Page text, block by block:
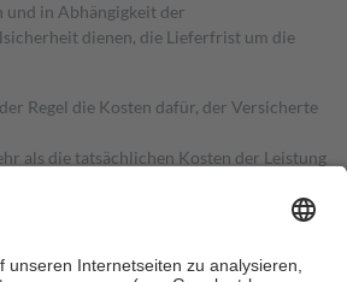
und in Abhängigkeit der
dienen, die Lieferfrist um die
Regel die Kosten dafür, der Versicherte
als die tatsächlichen Kosten der Leistung